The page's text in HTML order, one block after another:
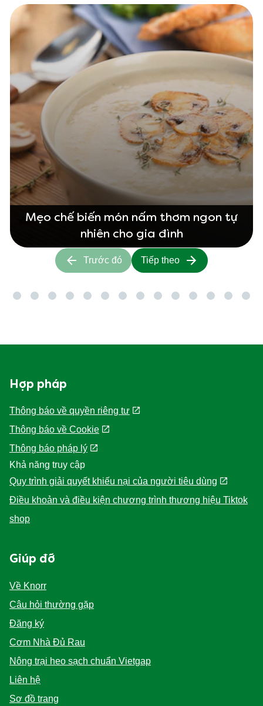
Mẹo chế biến món nấm thơm ngon tự
nhiên cho gia đình
Trước đó Tiếp theo
Hợp pháp
Thông báo về quyền riêng tư
Thông báo về Cookie
Thông báo pháp lý
Khả năng truy cập
Quy trình giải quyết khiếu nại của người tiêu dùng
Điều khoản và điều kiện chương trình thương hiệu Tiktok
shop
Giúp đỡ
Về Knorr
Câu hỏi thường gặp
Đăng ký
Cơm Nhà Đủ Rau
Nông trại heo sạch chuẩn Vietgap
Liên hệ
Sơ đồ trang